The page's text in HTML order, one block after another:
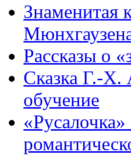
Знаменитая
Рассказы о
Сказка Г.-Х.
обучение